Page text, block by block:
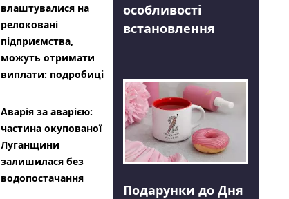
влаштувалися на
релоковані
підприємства,
можуть отримати
виплати: подробиці
Аварія за аварією:
частина окупованої
Луганщини
залишилася без
водопостачання
особливості
встановлення
Подарунки до Дня